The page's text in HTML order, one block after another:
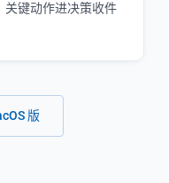
关键动作进决策收件
版